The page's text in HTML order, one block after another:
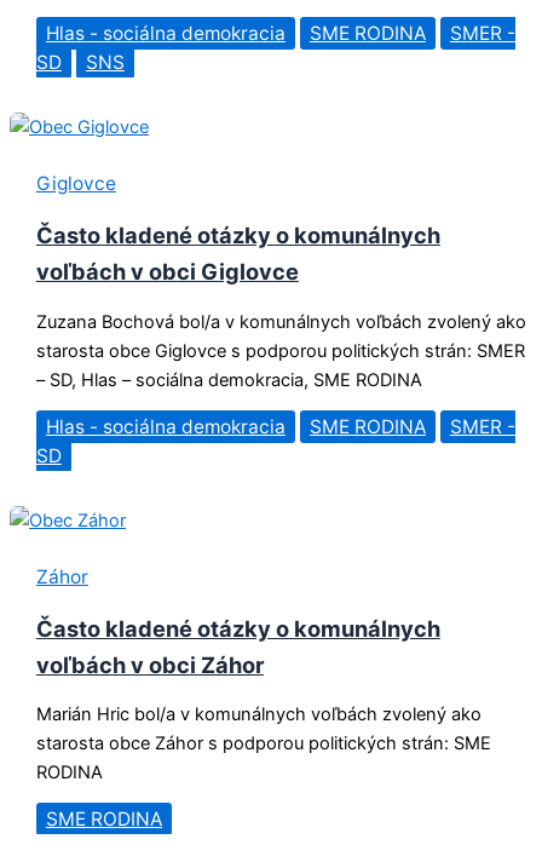
Hlas - sociálna demokracia SME RODINA
SMER -
SD
SNS
Giglovce
Často kladené otázky o komunálnych
voľbách v obci Giglovce
Zuzana Bochová bol/a v komunálnych voľbách zvolený ako
starosta obce Giglovce s podporou politických strán: SMER
– SD, Hlas – sociálna demokracia, SME RODINA
Hlas - sociálna demokracia SME RODINA
SMER -
SD
Záhor
Často kladené otázky o komunálnych
voľbách v obci Záhor
Marián Hric bol/a v komunálnych voľbách zvolený ako
starosta obce Záhor s podporou politických strán: SME
RODINA
SME RODINA